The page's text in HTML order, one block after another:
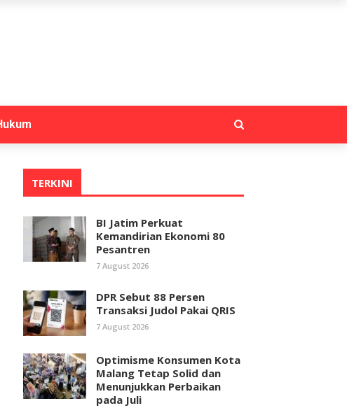
TERKINI
BI Jatim Perkuat
Kemandirian Ekonomi 80
Pesantren
7 August 2026
DPR Sebut 88 Persen
Transaksi Judol Pakai QRIS
7 August 2026
Optimisme Konsumen Kota
Malang Tetap Solid dan
Menunjukkan Perbaikan
pada Juli